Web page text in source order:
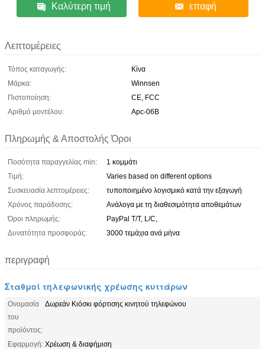
Καλύτερη τιμή επαφή
Λεπτομέρειες
Τόπος καταγωγής:
Κίνα
Μάρκα:
Winnsen
Πιστοποίηση:
CE, FCC
Αριθμό μοντέλου:
Apc-06B
Πληρωμής & Αποστολής Όροι
Ποσότητα παραγγελίας min:
1 κομμάτι
Τιμή:
Varies based on different options
Συσκευασία λεπτομέρειες:
τυποποιημένο λογισμικό κατά την εξαγωγή
Χρόνος παράδοσης:
Ανάλογα με τη διαθεσιμότητα αποθεμάτων
Όροι πληρωμής:
PayPal T/T, L/C,
Δυνατότητα προσφοράς:
3000 τεμάχια ανά μήνα
περιγραφή
Σταθμοί τηλεφωνικής χρέωσης κυττάρων
Ονομασία
του
προϊόντος:
Δωρεάν Κιόσκι φόρτισης κινητού τηλεφώνου
Εφαρμογή: Χρέωση & διαφήμιση